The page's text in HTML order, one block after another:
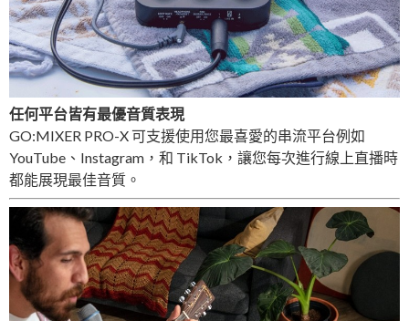
任何平台皆有最優音質表現
GO:MIXER PRO-X 可支援使用您最喜愛的串流平台例如
YouTube、Instagram，和 TikTok，讓您每次進行線上直播時
都能展現最佳音質。